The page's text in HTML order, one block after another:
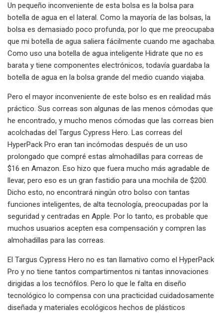
Un pequeño inconveniente de esta bolsa es la bolsa para
botella de agua en el lateral. Como la mayoría de las bolsas, la
bolsa es demasiado poco profunda, por lo que me preocupaba
que mi botella de agua saliera fácilmente cuando me agachaba.
Como uso una botella de agua inteligente Hidrate que no es
barata y tiene componentes electrónicos, todavía guardaba la
botella de agua en la bolsa grande del medio cuando viajaba.
Pero el mayor inconveniente de este bolso es en realidad más
práctico. Sus correas son algunas de las menos cómodas que
he encontrado, y mucho menos cómodas que las correas bien
acolchadas del Targus Cypress Hero. Las correas del
HyperPack Pro eran tan incómodas después de un uso
prolongado que compré estas almohadillas para correas de
$16 en Amazon. Eso hizo que fuera mucho más agradable de
llevar, pero eso es un gran fastidio para una mochila de $200.
Dicho esto, no encontrará ningún otro bolso con tantas
funciones inteligentes, de alta tecnología, preocupadas por la
seguridad y centradas en Apple. Por lo tanto, es probable que
muchos usuarios acepten esa compensación y compren las
almohadillas para las correas.
El Targus Cypress Hero no es tan llamativo como el HyperPack
Pro y no tiene tantos compartimentos ni tantas innovaciones
dirigidas a los tecnófilos. Pero lo que le falta en diseño
tecnológico lo compensa con una practicidad cuidadosamente
diseñada y materiales ecológicos hechos de plásticos